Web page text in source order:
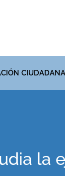
CIUDADANA
la